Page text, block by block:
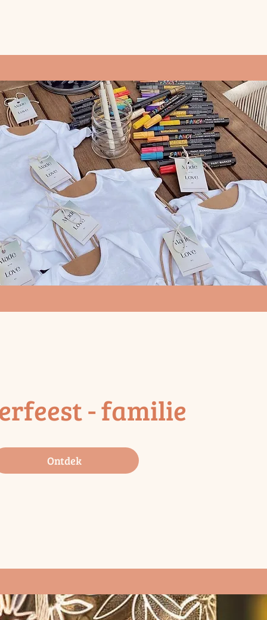
- familie
Ontdek